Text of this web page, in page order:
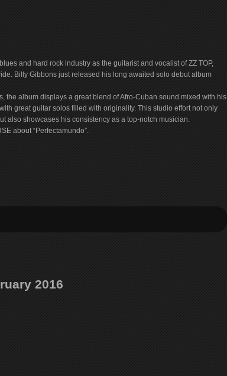
and hard rock industry as the guitarist and vocalist of ZZ TOP,
Billy Gibbons just released his long awaited solo debut album
the album displays a great blend of Afro-Cuban sound mixed with his
great guitar solos filled with originality. This studio effort not only
also showcases his consistency as a top-notch musician.
about “Perfectamundo”.
2016